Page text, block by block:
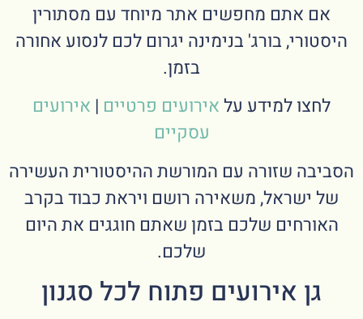
אם אתם מחפשים אתר מיוחד עם מסתורין
היסטורי, בורג' בנימינה יגרום לכם לנסוע אחורה
בזמן.
לחצו למידע עלאירועים פרטיים | אירועים
עסקיים
הסביבה שזורה עם המורשת ההיסטורית העשירה
של ישראל, משאירה רושם ויראת כבוד בקרב
האורחים שלכם בזמן שאתם חוגגים את היום
שלכם.
גן אירועים פתוח לכל סגנון